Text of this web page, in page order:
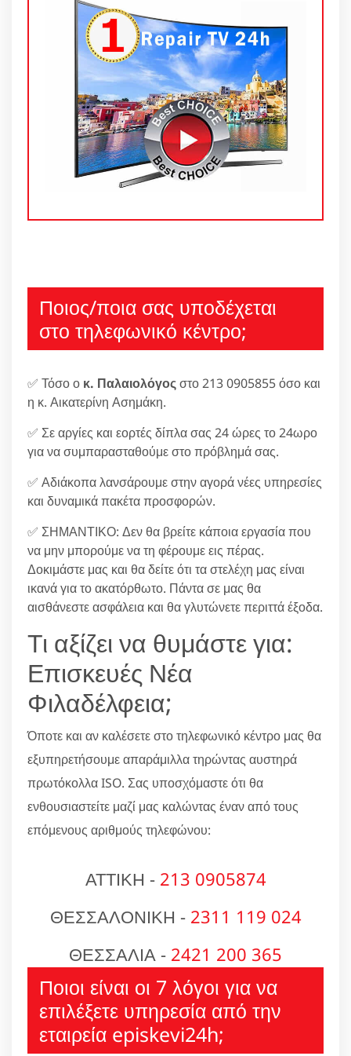
Ποιος/ποια σας υποδέχεται
στο τηλεφωνικό κέντρο;
✅ Τόσο ο κ. Παλαιολόγοςστο 213 0905855 όσο και
η κ. Αικατερίνη Ασημάκη.
✅ Σε αργίες και εορτές δίπλα σας 24 ώρες το 24ωρο
για να συμπαρασταθούμε στο πρόβλημά σας.
✅ Αδιάκοπα λανσάρουμε στην αγορά νέες υπηρεσίες
και δυναμικά πακέτα προσφορών.
✅ ΣΗΜΑΝΤΙΚΟ: Δεν θα βρείτε κάποια εργασία που
να μην μπορούμε να τη φέρουμε εις πέρας.
Δοκιμάστε μας και θα δείτε ότι τα στελέχη μας είναι
ικανά για το ακατόρθωτο. Πάντα σε μας θα
αισθάνεστε ασφάλεια και θα γλυτώνετε περιττά έξοδα.
Τι αξίζει να θυμάστε για:
Επισκευές Νέα
Φιλαδέλφεια;
Όποτε και αν καλέσετε στο τηλεφωνικό κέντρο μας θα
εξυπηρετήσουμε απαράμιλλα τηρώντας αυστηρά
πρωτόκολλα ISO. Σας υποσχόμαστε ότι θα
ενθουσιαστείτε μαζί μας καλώντας έναν από τους
επόμενους αριθμούς τηλεφώνου:
ΑΤΤΙΚΗ - 213 0905874
ΘΕΣΣΑΛΟΝΙΚΗ - 2311 119 024
ΘΕΣΣΑΛΙΑ - 2421 200 365
Ποιοι είναι οι 7 λόγοι για να
επιλέξετε υπηρεσία από την
εταιρεία episkevi24h;